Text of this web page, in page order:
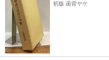
初版 函背ヤケ